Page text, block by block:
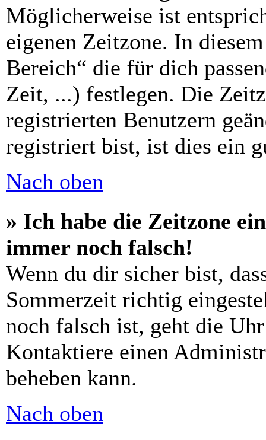
Möglicherweise ist
eigenen Zeitzone. In
Bereich“ die für dich
Zeit, ...) festlegen. Die
registrierten Benutzern
registriert bist, ist dies ein
Nach oben
» Ich habe die Zeitzone
immer noch falsch!
Wenn du dir sicher bist,
Sommerzeit richtig
noch falsch ist, geht die
Kontaktiere einen
beheben kann.
Nach oben